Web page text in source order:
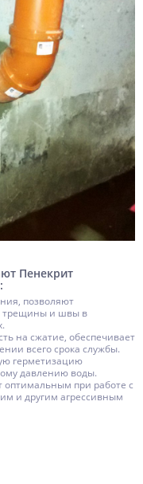
Пенекрит
позволяют
трещины и швы в
на сжатие, обеспечивает
всего срока службы.
герметизацию
давлению воды.
оптимальным при работе с
и другим агрессивным